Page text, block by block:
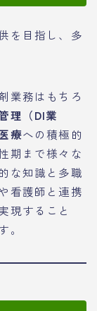
を目指し、多
業務はもちろ
理（DI業
療への積極的
期まで様々な
な知識と多職
看護師と連携
現すること
。